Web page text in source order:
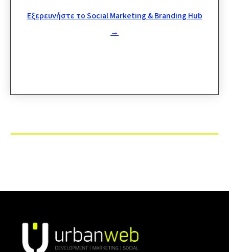
Εξερευνήστε το Social Marketing & Branding Hub
→